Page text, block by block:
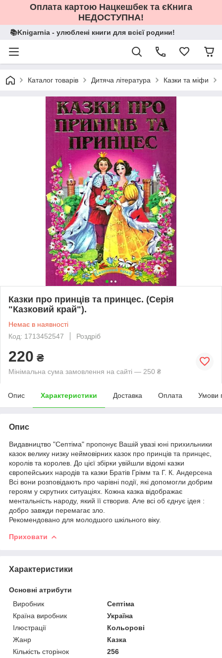
Оплата картою Нацкешбек та єКнига
НЕДОСТУПНА!
📚Knigarnia - улюблені книги для всієї родини!
Каталог товарів Дитяча література Казки та міфи
Казки про принців та принцес. (Серія
"Казковий край").
Немає в наявності
Код: 1713452547
Роздріб
220 ₴
Мінімальна сума замовлення на сайті — 250 ₴
Опис Характеристики Доставка Оплата Умови
Опис
Видавництво "Септіма" пропонує Вашій увазі юні прихильники
казок велику низку неймовірних казок про принців та принцес,
королів та королев. До цієї збірки увійшли відомі казки
європейських народів та казки Братів Грімм та Г. К. Андерсена
Всі вони розповідають про чарівні події, які допомогли добрим
героям у скрутних ситуаціях. Кожна казка відображає
ментальність народу, який її створив. Але всі об єднує ідея :
добро завжди перемагає зло.
Рекомендовано для молодшого шкільного віку.
Приховати
Характеристики
Основні атрибути
Виробник
Септіма
Країна виробник
Україна
Ілюстрації
Кольорові
Жанр
Казка
Кількість сторінок
256